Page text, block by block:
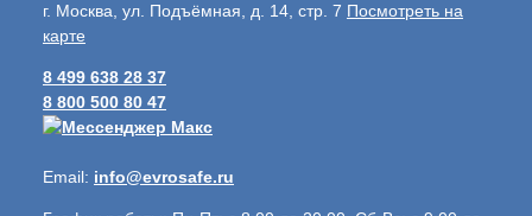
г. Москва, ул. Подъёмная, д. 14, стр. 7 Посмотреть на
карте
8 499 638 28 37
8 800 500 80 47
Email: info@evrosafe.ru